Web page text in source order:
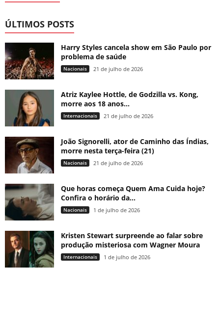
ÚLTIMOS POSTS
Harry Styles cancela show em São Paulo por
problema de saúde
Nacionais 21 de julho de 2026
Atriz Kaylee Hottle, de Godzilla vs. Kong,
morre aos 18 anos...
Internacionais 21 de julho de 2026
João Signorelli, ator de Caminho das Índias,
morre nesta terça-feira (21)
Nacionais 21 de julho de 2026
Que horas começa Quem Ama Cuida hoje?
Confira o horário da...
Nacionais 1 de julho de 2026
Kristen Stewart surpreende ao falar sobre
produção misteriosa com Wagner Moura
Internacionais 1 de julho de 2026